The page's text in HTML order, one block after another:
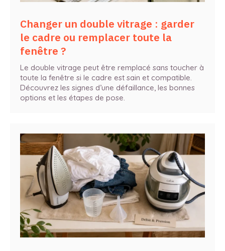
Changer un double vitrage : garder
le cadre ou remplacer toute la
fenêtre ?
Le double vitrage peut être remplacé sans toucher à
toute la fenêtre si le cadre est sain et compatible.
Découvrez les signes d’une défaillance, les bonnes
options et les étapes de pose.